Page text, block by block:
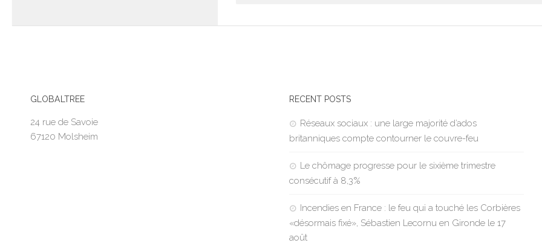
GLOBALTREE
24 rue de Savoie
67120 Molsheim
RECENT POSTS
Réseaux sociaux : une large majorité d’ados
britanniques compte contourner le couvre-feu
Le chômage progresse pour le sixième trimestre
consécutif à 8,3%
Incendies en France : le feu qui a touché les Corbières
«désormais fixé», Sébastien Lecornu en Gironde le 17
août